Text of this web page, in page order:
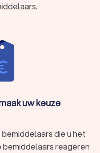
uw keuze
die u het
bemiddelaars reageren